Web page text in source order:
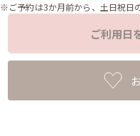
※ご予約は3か月前から、土日祝日
ご利用日